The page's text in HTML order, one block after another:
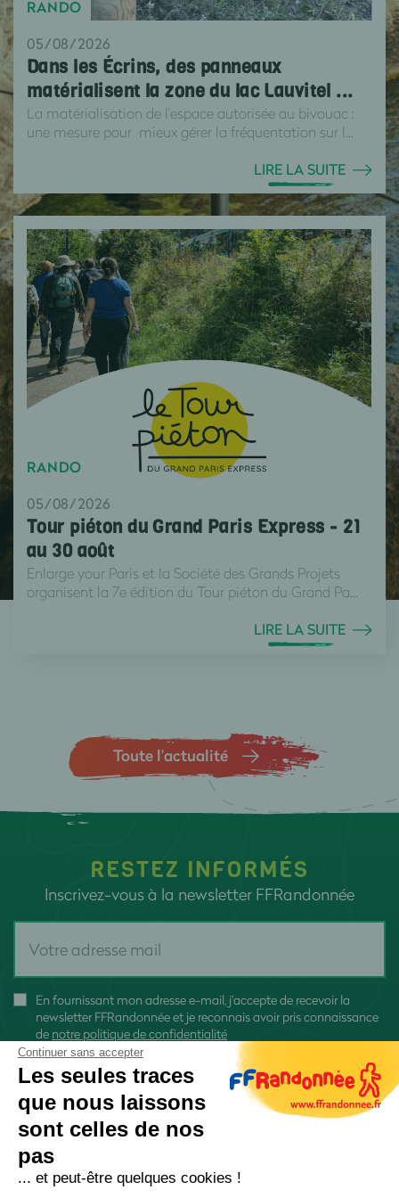
RANDO
05/08/2026
Dans les Écrins, des panneaux
matérialisent la zone du lac Lauvitel ...
La matérialisation de l'espace autorisée au bivouac :
une mesure pour mieux gérer la fréquentation sur l...
LIRE LA SUITE
RANDO
05/08/2026
Tour piéton du Grand Paris Express - 21
au 30 août
Enlarge your Paris et la Société des Grands Projets
organisent la 7e édition du Tour piéton du Grand Pa...
LIRE LA SUITE
Toute l’actualité
RESTEZ INFORMÉS
Inscrivez-vous à la newsletter FFRandonnée
En fournissant mon adresse e-mail, j'accepte de recevoir la
newsletter FFRandonnée et je reconnais avoir pris connaissance
de notre politique de confidentialité
Continuer sans accepter
Les seules traces
que nous laissons
sont celles de nos
pas
... et peut-être quelques cookies !